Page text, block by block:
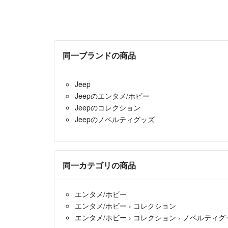
同一ブランドの商品
Jeep
Jeepのエンタメ/ホビー
Jeepのコレクション
Jeepのノベルティグッズ
同一カテゴリの商品
エンタメ/ホビー
エンタメ/ホビー › コレクション
エンタメ/ホビー › コレクション › ノベルティグ